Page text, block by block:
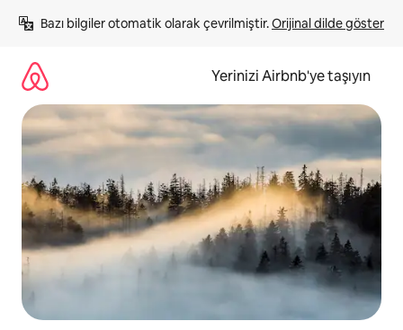
atla
Bazı bilgiler otomatik olarak çevrilmiştir. Orijinal dilde göster
Yerinizi Airbnb'ye taşıyın